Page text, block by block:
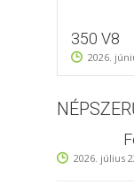
350 V8
2026.
2026. július